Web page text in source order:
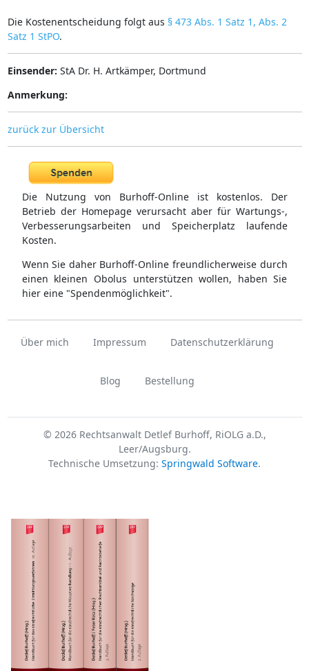
Die Kostenentscheidung folgt aus § 473 Abs. 1 Satz 1, Abs. 2
Satz 1 StPO.
Einsender: StA Dr. H. Artkämper, Dortmund
Anmerkung:
zurück zur Übersicht
Die Nutzung von Burhoff-Online ist kostenlos. Der
Betrieb der Homepage verursacht aber für Wartungs-,
Verbesserungsarbeiten und Speicherplatz laufende
Kosten.
Wenn Sie daher Burhoff-Online freundlicherweise durch
einen kleinen Obolus unterstützen wollen, haben Sie
hier eine "Spendenmöglichkeit".
Über mich Impressum Datenschutzerklärung
Blog Bestellung
© 2026 Rechtsanwalt Detlef Burhoff, RiOLG a.D.,
Leer/Augsburg.
Technische Umsetzung: Springwald Software.